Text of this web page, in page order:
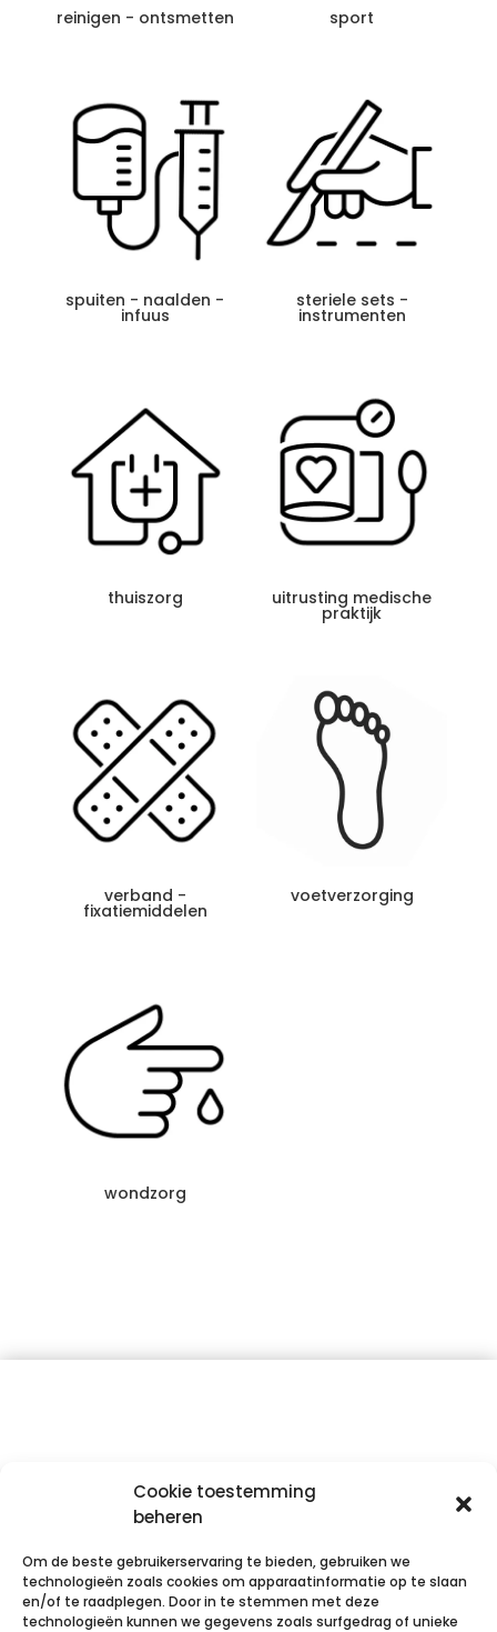
Cookie toestemming
beheren
Om de beste gebruikerservaring te bieden, gebruiken we
technologieën zoals cookies om apparaatinformatie op te slaan
en/of te raadplegen. Door in te stemmen met deze
technologieën kunnen we gegevens zoals surfgedrag of unieke
reinigen - ontsmetten sport
spuiten - naalden -
infuus
steriele sets -
instrumenten
thuiszorg uitrusting medische
praktijk
verband -
fixatiemiddelen
voetverzorging
wondzorg
intermedical is distributeur van medische hulpmiddelen,
geregistreerd bij het FAGG onder het nummer BE/CA01/1-
intermedical.be en farmaweb.be zijn handelsnamen van
APOTHEEK PHARMAGO BV – BE0476.498.048 – RPR Gent
afd. Gent
info@intermedical.be – 053/62.66.98 – Kerkstraat 22a,